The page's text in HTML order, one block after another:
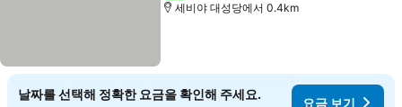
세비야 대성당에서 0.4km
날짜를 선택해 정확한 요금을 확인해 주세요.
요금 보기